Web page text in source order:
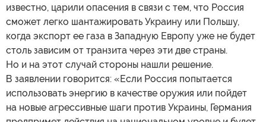
известно, царили опасения в связи с тем, что Россия
сможет легко шантажировать Украину или Польшу,
когда экспорт ее газа в Западную Европу уже не будет
столь зависим от транзита через эти две страны.
Но и на этот случай стороны нашли решение.
В заявлении говорится: «Если Россия попытается
использовать энергию в качестве оружия или пойдет
на новые агрессивные шаги против Украины, Германия